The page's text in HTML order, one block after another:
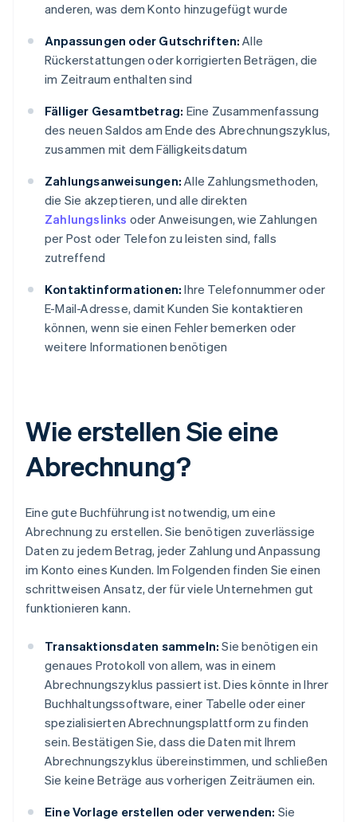
anderen, was dem Konto hinzugefügt wurde
Anpassungen oder Gutschriften: Alle
Rückerstattungen oder korrigierten Beträgen, die
im Zeitraum enthalten sind
Fälliger Gesamtbetrag: Eine Zusammenfassung
des neuen Saldos am Ende des Abrechnungszyklus,
zusammen mit dem Fälligkeitsdatum
Zahlungsanweisungen: Alle Zahlungsmethoden,
die Sie akzeptieren, und alle direkten
Zahlungslinks oder Anweisungen, wie Zahlungen
per Post oder Telefon zu leisten sind, falls
zutreffend
Kontaktinformationen: Ihre Telefonnummer oder
E-Mail-Adresse, damit Kunden Sie kontaktieren
können, wenn sie einen Fehler bemerken oder
weitere Informationen benötigen
Wie erstellen Sie eine
Abrechnung?
Eine gute Buchführung ist notwendig, um eine
Abrechnung zu erstellen. Sie benötigen zuverlässige
Daten zu jedem Betrag, jeder Zahlung und Anpassung
im Konto eines Kunden. Im Folgenden finden Sie einen
schrittweisen Ansatz, der für viele Unternehmen gut
funktionieren kann.
Transaktionsdaten sammeln: Sie benötigen ein
genaues Protokoll von allem, was in einem
Abrechnungszyklus passiert ist. Dies könnte in Ihrer
Buchhaltungssoftware, einer Tabelle oder einer
spezialisierten Abrechnungsplattform zu finden
sein. Bestätigen Sie, dass die Daten mit Ihrem
Abrechnungszyklus übereinstimmen, und schließen
Sie keine Beträge aus vorherigen Zeiträumen ein.
Eine Vorlage erstellen oder verwenden: Sie